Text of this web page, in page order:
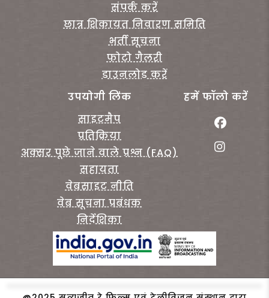
संपर्क करें
छात्र शिकायत निवारण समिति
भर्ती सूचना
फोटो गैलरी
डाउनलोड करें
उपयोगी लिंक
साइटमैप
प्रतिक्रिया
अक्सर पूछे जाने वाले प्रश्न (FAQ)
सहायता
वेबसाइट नीति
वेब सूचना प्रबंधक
निर्देशिका
हमें फॉलो करें